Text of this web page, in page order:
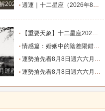
2024.12.23-12.29
週運｜十二星座（2026年8月10日～8月16日）一週運勢解析_工作時_伴侶_生活
運程解析
【重要天象】十二星座2026年8月7號運勢：金星移位，狀態提升_事業_綜合_幸運
情感篇：婚姻中的陰差陽錯_小雅_林曉_生活
運勢搶先看8月8日週六六月廿六大勢宜忌與行動指南_易有_時間_波折
運勢搶先看8月8日週六六月廿六大勢宜忌與行動指南_易有_時間_波折